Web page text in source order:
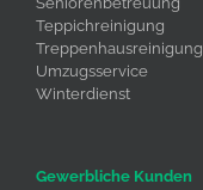
Teppichreinigung
Treppenhausreinigung
Umzugsservice
Winterdienst
Gewerbliche Kunden